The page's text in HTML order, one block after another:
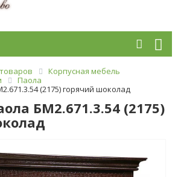
Корпусная мебель
Паола
(2175) горячий шоколад
БМ2.671.3.54 (2175)